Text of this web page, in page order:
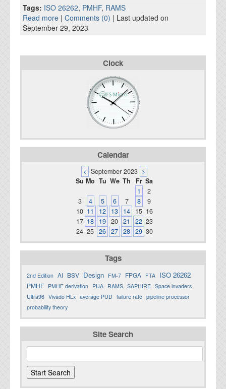
Tags: ISO 26262, PMHF, RAMS
Read more | Comments (0) | Last updated on
September 29, 2023
Clock
Calendar
< September 2023 >
Su Mo Tu We Th Fr Sa
1
2
3
4 5 6 7 8
9
10 11 12 13 14 15 16
17 18 19 20 21 22 23
24 25 26 27 28 29 30
Tags
2nd Edition AI BSV Design FM-7 FPGA FTA ISO 26262
PMHF PMHF derivation PUA RAMS SAPHIRE Space invaders
Ultra96 Vivado HLx average PUD failure rate pipeline processor
probability theory
Site Search